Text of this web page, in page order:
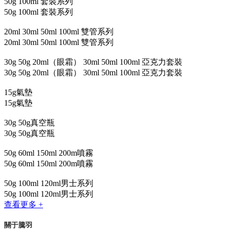
50g 100ml 套裝系列
20ml 30ml 50ml 100ml 雙管系列
20ml 30ml 50ml 100ml 雙管系列
30g 50g 20ml（眼霜） 30ml 50ml 100ml 亞克力套裝
30g 50g 20ml（眼霜） 30ml 50ml 100ml 亞克力套裝
15g氣墊
15g氣墊
30g 50g真空瓶
30g 50g真空瓶
50g 60ml 150ml 200m噴霧
50g 60ml 150ml 200m噴霧
50g 100ml 120ml男士系列
50g 100ml 120ml男士系列
查看更多 +
關于騰羽